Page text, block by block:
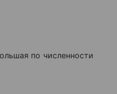
по численности